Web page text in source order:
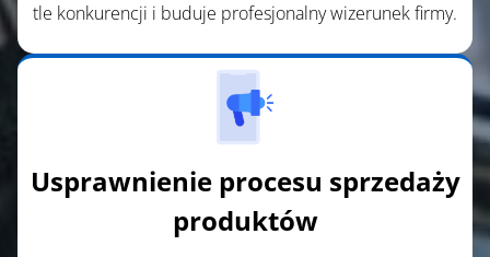
tle konkurencji i buduje profesjonalny wizerunek firmy.
Usprawnienie procesu sprzedaży
produktów